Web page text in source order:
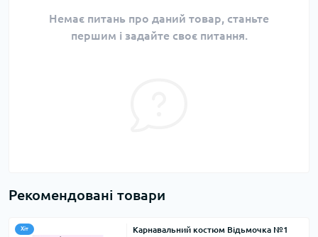
Немає питань про даний товар, станьте
першим і задайте своє питання.
Рекомендовані товари
Хіт
Карнавальний костюм Відьмочка №1